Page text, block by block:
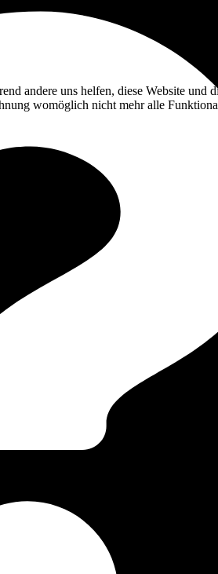
andere uns helfen, diese Website und
womöglich nicht mehr alle